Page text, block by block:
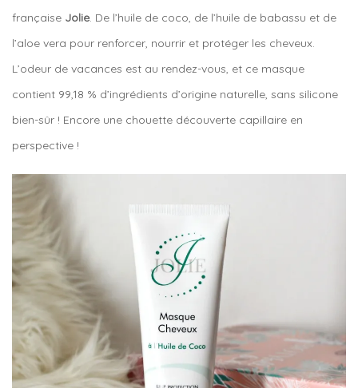
française Jolie . De l’huile de coco, de l’huile de babassu et de
l’aloe vera pour renforcer, nourrir et protéger les cheveux.
L’odeur de vacances est au rendez-vous, et ce masque
contient 99,18 % d’ingrédients d’origine naturelle, sans silicone
bien-sûr ! Encore une chouette découverte capillaire en
perspective !